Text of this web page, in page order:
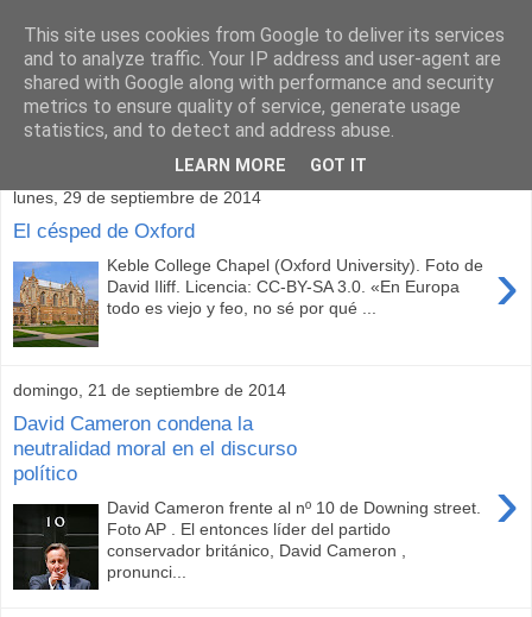
lunes, 29 de septiembre de 2014
El césped de Oxford
›
Keble College Chapel (Oxford University). Foto de
David Iliff. Licencia: CC-BY-SA 3.0. «En Europa
todo es viejo y feo, no sé por qué ...
domingo, 21 de septiembre de 2014
David Cameron condena la
neutralidad moral en el discurso
político
›
David Cameron frente al nº 10 de Downing street.
Foto AP . El entonces líder del partido
conservador británico, David Cameron ,
pronunci...
This site uses cookies from Google to deliver its services
and to analyze traffic. Your IP address and user-agent are
shared with Google along with performance and security
metrics to ensure quality of service, generate usage
statistics, and to detect and address abuse.
LEARN MORE GOT IT